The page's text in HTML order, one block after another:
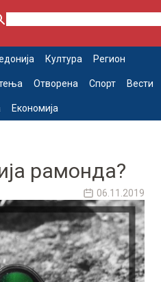
Култура Регион
Отворена Спорт Вести
Економија
рамонда?
06.11.2019